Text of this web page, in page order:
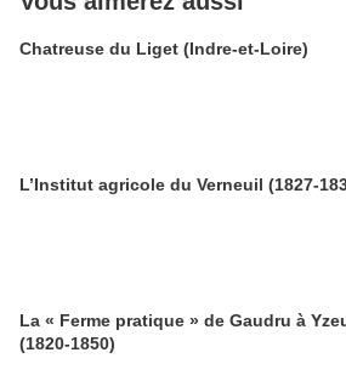
Chatreuse du Liget (Indre-et-Loire)
L’Institut agricole du Verneuil (1827-
La « Ferme pratique » de Gaudru à
(1820-1850)